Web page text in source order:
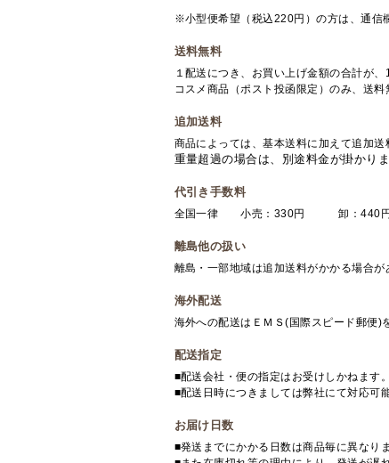
※小型便希望（税込220円）の方は、通信
送料無料
１配送につき、お買い上げ金額の合計が
コスメ商品（ポスト投函限定）のみ、送
追加送料
商品によっては、基本送料に加えて追加
重量超過の場合は、別途料金が掛かり
代引き手数料
全国一律 小売：330円 卸：440円
離島他の扱い
離島・一部地域は追加送料がかかる場合
海外配送
海外への配送はＥＭＳ(国際スピード郵便)
配送指定
■配送会社・便の指定はお受けしかねます。
■配送日時につきましては弊社にて対応可
お届け日数
■発送までにかかる日数は商品毎に異なりま